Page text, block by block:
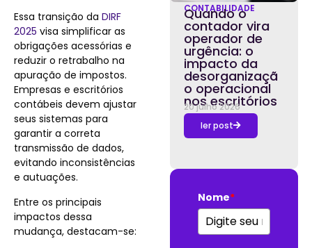
Essa transição da DIRF
2025 visa simplificar as
obrigações acessórias e
reduzir o retrabalho na
apuração de impostos.
Empresas e escritórios
contábeis devem ajustar
seus sistemas para
garantir a correta
transmissão de dados,
evitando inconsistências
e autuações.
Entre os principais
impactos dessa
mudança, destacam-se:
CONTABILIDADE
Quando o
contador vira
operador de
urgência: o
impacto da
desorganizaçã
o operacional
nos escritórios
20 julho 2026
ler post
Nome*